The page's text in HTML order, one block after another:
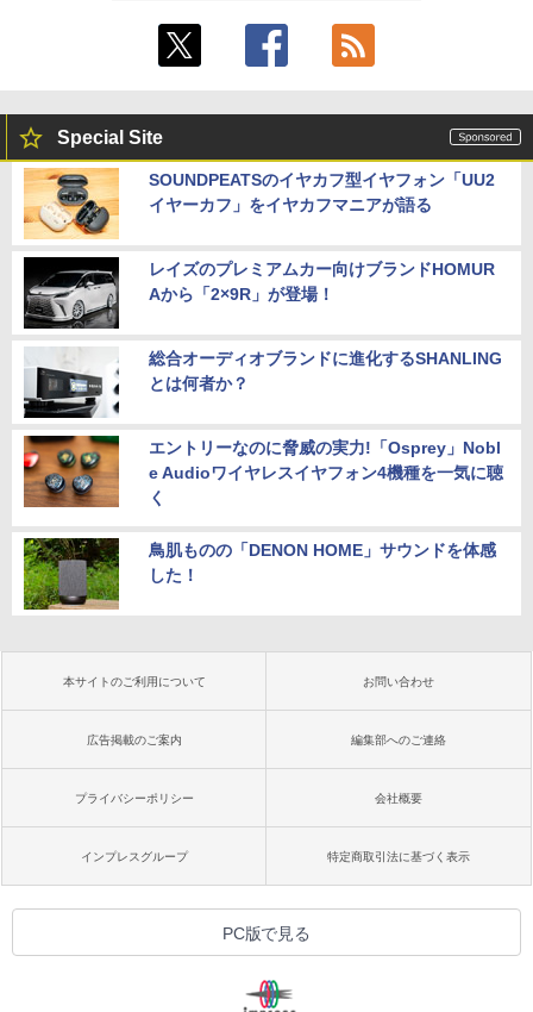
Special Site
SOUNDPEATSのイヤカフ型イヤフォン「UU2
イヤーカフ」をイヤカフマニアが語る
レイズのプレミアムカー向けブランドHOMUR
Aから「2×9R」が登場！
総合オーディオブランドに進化するSHANLING
とは何者か？
エントリーなのに脅威の実力!「Osprey」Nobl
e Audioワイヤレスイヤフォン4機種を一気に聴
く
鳥肌ものの「DENON HOME」サウンドを体感
した！
本サイトのご利用について お問い合わせ
広告掲載のご案内 編集部へのご連絡
プライバシーポリシー 会社概要
インプレスグループ 特定商取引法に基づく表示
PC版で見る